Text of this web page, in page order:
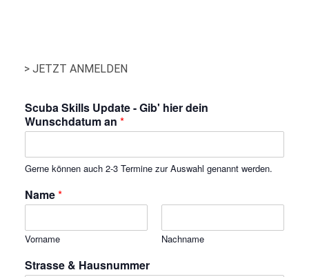
> JETZT ANMELDEN
Scuba Skills Update - Gib' hier dein
Wunschdatum an *
Gerne können auch 2-3 Termine zur Auswahl genannt werden.
Name*
Vorname Nachname
Strasse & Hausnummer